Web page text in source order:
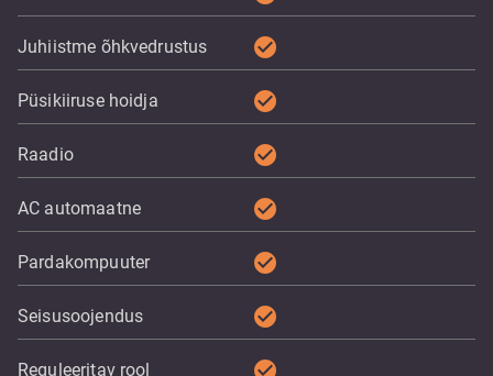
Juhiistme õhkvedrustus check_circle
Püsikiiruse hoidja check_circle
Raadio check_circle
AC automaatne check_circle
Pardakompuuter check_circle
Seisusoojendus check_circle
Reguleeritav rool check_circle